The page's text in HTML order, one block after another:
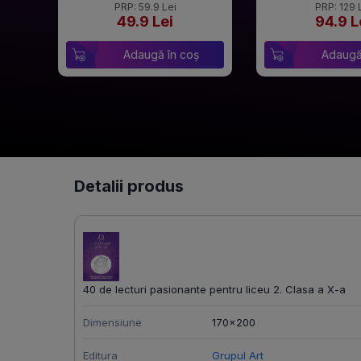
PRP: 59.9 Lei
49.9 Lei
Adaugă în coș
PRP: 129
94.9
Detalii produs
40 de lecturi pasionante pentru liceu 2. Clasa a X-a
Dimensiune 170x200
Editura Grupul Art